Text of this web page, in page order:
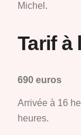
Michel.
Tarif à
690 euros
Arrivée à 16
heures.